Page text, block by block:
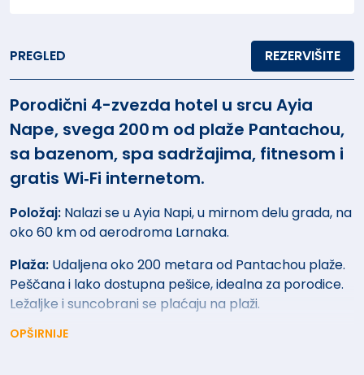
PREGLED REZERVIŠITE
Porodični 4-zvezda hotel u srcu Ayia
Nape, svega 200 m od plaže Pantachou,
sa bazenom, spa sadržajima, fitnesom i
gratis Wi‑Fi internetom.
Položaj: Nalazi se u Ayia Napi, u mirnom delu grada, na
oko 60 km od aerodroma Larnaka.
Plaža: Udaljena oko 200 metara od Pantachou plaže.
Peščana i lako dostupna pešice, idealna za porodice.
Ležaljke i suncobrani se plaćaju na plaži.
Smeštaj:Hotel raspolaže različitim tipovima soba
OPŠIRNIJE